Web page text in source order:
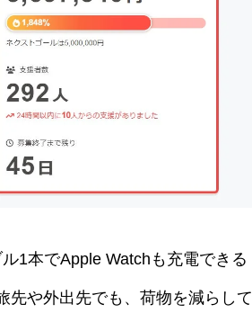
1本でApple Watchも充電できる
先や外出先でも、荷物を減らして